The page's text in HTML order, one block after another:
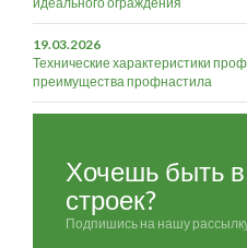
19.03.2026
Технические характеристики
преимущества профнастила
Хочешь быть
строек?
Подпишись на нашу